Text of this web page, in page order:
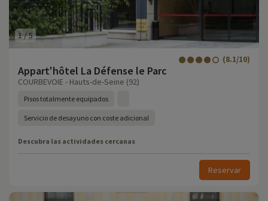
1/5
Appart'hôtel La Défense le Parc
(8.1/10)
COURBEVOIE - Hauts-de-Seine (92)
Pisos totalmente equipados
Servicio de desayuno con coste adicional
Descubra las actividades cercanas
Reservar